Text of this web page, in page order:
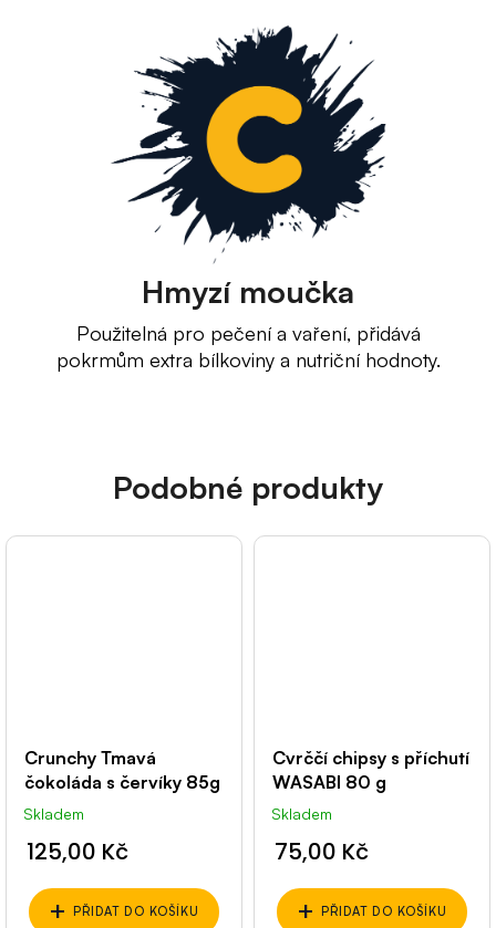
Hmyzí moučka
Použitelná pro pečení a vaření, přidává
pokrmům extra bílkoviny a nutriční hodnoty.
Podobné produkty
Crunchy Tmavá
čokoláda s červíky 85g
Skladem
125,00 Kč
+ PŘIDAT DO KOŠÍKU
Cvrččí chipsy s příchutí
WASABI 80 g
Skladem
75,00 Kč
+ PŘIDAT DO KOŠÍKU